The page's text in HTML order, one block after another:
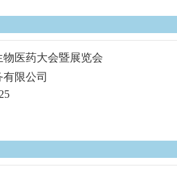
物医药大会暨展览会
限公司